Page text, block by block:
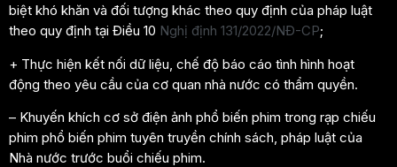
biệt khó khăn và đối tượng khác theo quy định của pháp luật
theo quy định tại Điều 10 Nghị định 131/2022/NĐ-CP;
+ Thực hiện kết nối dữ liệu, chế độ báo cáo tình hình hoạt
động theo yêu cầu của cơ quan nhà nước có thẩm quyền.
– Khuyến khích cơ sở điện ảnh phổ biến phim trong rạp chiếu
phim phổ biến phim tuyên truyền chính sách, pháp luật của
Nhà nước trước buổi chiếu phim.